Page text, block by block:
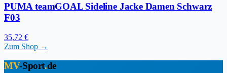
PUMA teamGOAL Sideline Jacke Damen Schwarz
F03
35,72 €
Zum Shop →
MV-Sport.de